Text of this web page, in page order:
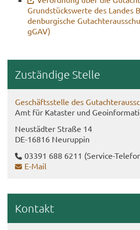
Grund­stücks­wer­te des Lan­des
den­bur­gi­sche
gGAV)
Zu­stän­di­ge Stel­le
Ge­schäfts­stel­le des
Amt für Ka­tas­ter und
Neu­städ­ter Stra­ße 14
DE-​16816 Neu­rup­pin
03391 688 6211 (Service-​
E-​Mail
Kon­takt